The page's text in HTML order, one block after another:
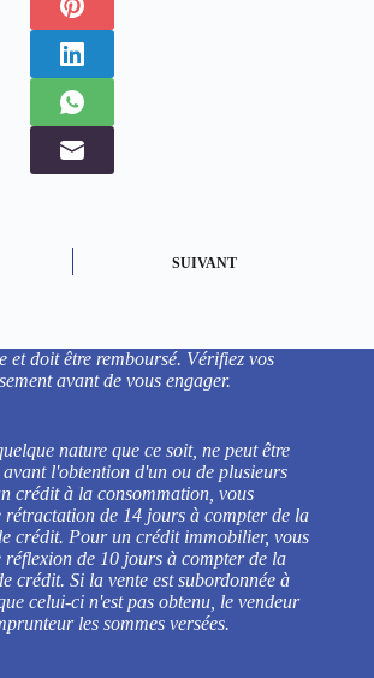
SUIVANT
et doit être remboursé. Vérifiez vos
avant de vous engager.
nature que ce soit, ne peut être
l'obtention d'un ou de plusieurs
crédit à la consommation, vous
rétractation de 14 jours à compter de la
crédit. Pour un crédit immobilier, vous
réflexion de 10 jours à compter de la
crédit. Si la vente est subordonnée à
celui-ci n'est pas obtenu, le vendeur
les sommes versées.